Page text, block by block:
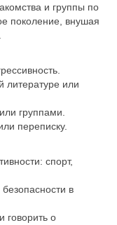
и группы по
поколение, внушая
литературе или
группами.
переписку.
спорт,
в
говорить о